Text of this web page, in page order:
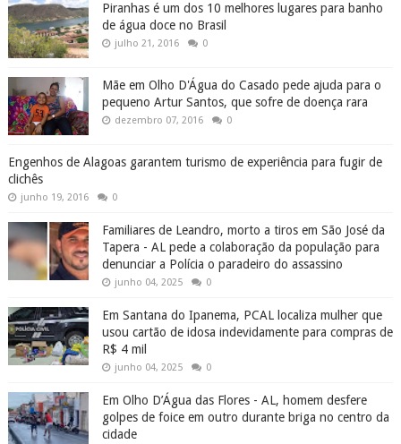
Piranhas é um dos 10 melhores lugares para banho
de água doce no Brasil
julho 21, 2016 0
Mãe em Olho D'Água do Casado pede ajuda para o
pequeno Artur Santos, que sofre de doença rara
dezembro 07, 2016 0
Engenhos de Alagoas garantem turismo de experiência para fugir de
clichês
junho 19, 2016 0
Familiares de Leandro, morto a tiros em São José da
Tapera - AL pede a colaboração da população para
denunciar a Polícia o paradeiro do assassino
junho 04, 2025 0
Em Santana do Ipanema, PCAL localiza mulher que
usou cartão de idosa indevidamente para compras de
R$ 4 mil
junho 04, 2025 0
Em Olho D’Água das Flores - AL, homem desfere
golpes de foice em outro durante briga no centro da
cidade